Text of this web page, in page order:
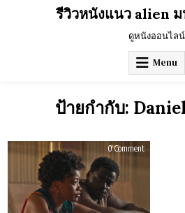
รีวิวหนังแนว alien
ดูหนังออนไลน์
Menu
ป้ายกำกับ:
0 Commenton